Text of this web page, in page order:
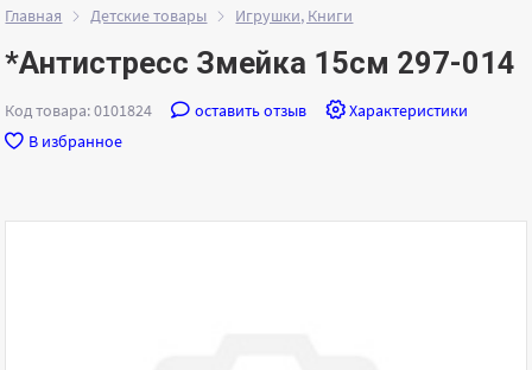
Главная Детские товары Игрушки, Книги
*Антистресс Змейка 15см 297-014
Код товара: 0101824 оставить отзыв
Характеристики
В избранное